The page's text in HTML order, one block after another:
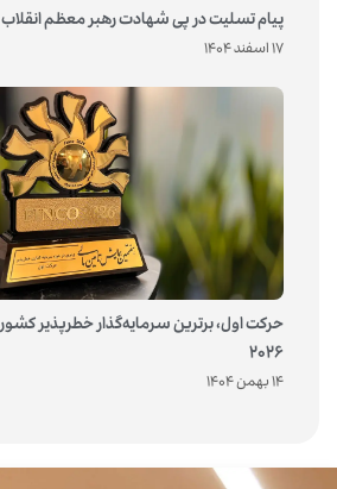
پیام تسلیت در پی شهادت رهبر معظم انقلاب
17 اسفند 1404
2026
14 بهمن 1404